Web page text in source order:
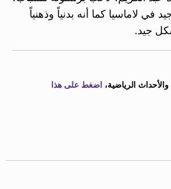
في لاماسيا كما أنه بدنياً وذهنياً
جيد.
الرياضية، اضغط على هذا